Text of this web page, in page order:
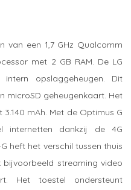
van een 1,7 GHz Qualcomm
met 2 GB RAM. De LG
opslaggeheugen. Dit
microSD geheugenkaart. Het
mAh. Met de Optimus G
internetten dankzij de 4G
heft het verschil tussen thuis
streaming video
Het toestel ondersteunt